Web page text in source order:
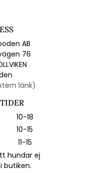
AB
76
länk)
10-18
10-15
11-15
hundar ej
butiken.